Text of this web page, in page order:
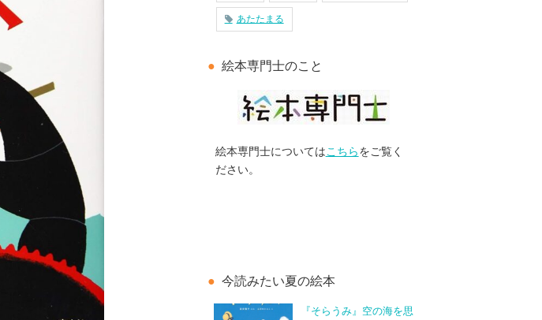
あたたまる
絵本専門士のこと
絵本専門士については こちら をご覧く
ださい。
今読みたい夏の絵本
『そらうみ』空の海を思